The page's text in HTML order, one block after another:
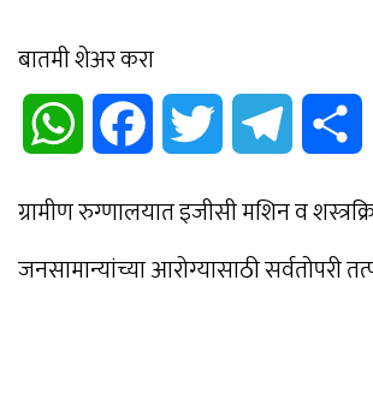
बातमी शेअर करा
WhatsApp Facebook Twitter Telegram
ग्रामीण रुग्णालयात इजीसी मशिन व
जनसामान्यांच्या आरोग्यासाठी सर्वतोपरी